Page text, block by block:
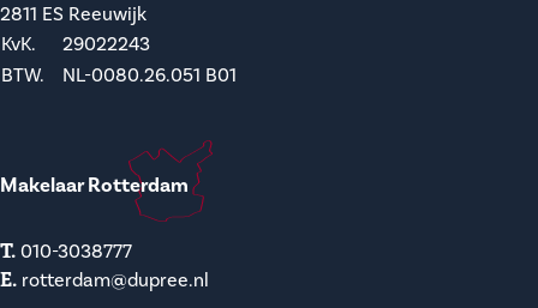
2811 ES Reeuwijk
KvK.
29022243
BTW.
NL-0080.26.051 B01
Makelaar Rotterdam
T. 010-3038777
E. rotterdam@dupree.nl